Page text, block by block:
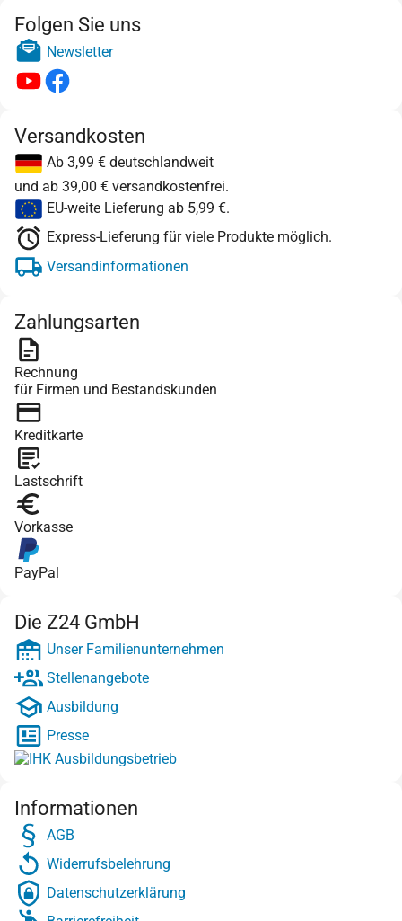
Folgen Sie uns
Newsletter
Versandkosten
Ab 3,99 € deutschlandweit
und ab 39,00 € versandkostenfrei.
EU-weite Lieferung ab 5,99 €.
Express-Lieferung für viele Produkte möglich.
Versandinformationen
Zahlungsarten
Rechnung
für Firmen und Bestandskunden
Kreditkarte
Lastschrift
Vorkasse
PayPal
Die Z24 GmbH
Unser Familienunternehmen
Stellenangebote
Ausbildung
Presse
Informationen
AGB
Widerrufsbelehrung
Datenschutzerklärung